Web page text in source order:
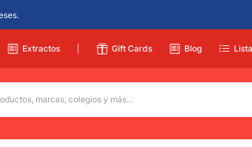
Extractos Gift Cards Blog
marcas, colegios y más...